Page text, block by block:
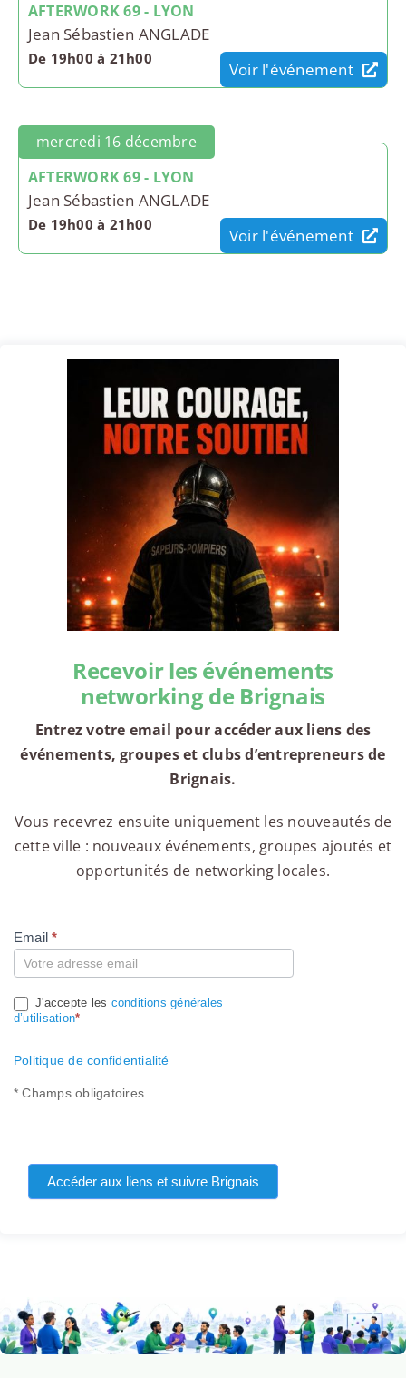
AFTERWORK 69 - LYON
Jean Sébastien ANGLADE
De 19h00 à 21h00
Voir l'événement
mercredi 16 décembre
AFTERWORK 69 - LYON
Jean Sébastien ANGLADE
De 19h00 à 21h00
Voir l'événement
Recevoir les événements
networking de Brignais
Entrez votre email pour accéder aux liens des
événements, groupes et clubs d’entrepreneurs de
Brignais.
Vous recevrez ensuite uniquement les nouveautés de
cette ville : nouveaux événements, groupes ajoutés et
opportunités de networking locales.
Compte
Email*
J'accepte les conditions générales
d’utilisation*
Politique de confidentialité
* Champs obligatoires
Accéder aux liens et suivre Brignais